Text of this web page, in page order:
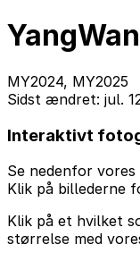
MY2024, MY2025
Sidst ændret: jul.
Interaktivt
Se nedenfor
Klik på billederne
Klik på et hvilket
størrelse med